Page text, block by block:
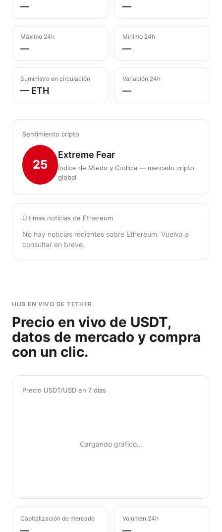
— —
Máximo 24h
—
Mínimo 24h
—
Suministro en circulación
— ETH
Variación 24h
—
Sentimiento cripto
25
Extreme Fear
Índice de Miedo y Codicia — mercado cripto
global
Últimas noticias de Ethereum
No hay noticias recientes sobre Ethereum. Vuelva a
consultar en breve.
HUB EN VIVO DE TETHER
Precio en vivo de USDT,
datos de mercado y compra
con un clic.
Precio USDT/USD en 7 días
Cargando gráfico…
Capitalización de mercado Volumen 24h